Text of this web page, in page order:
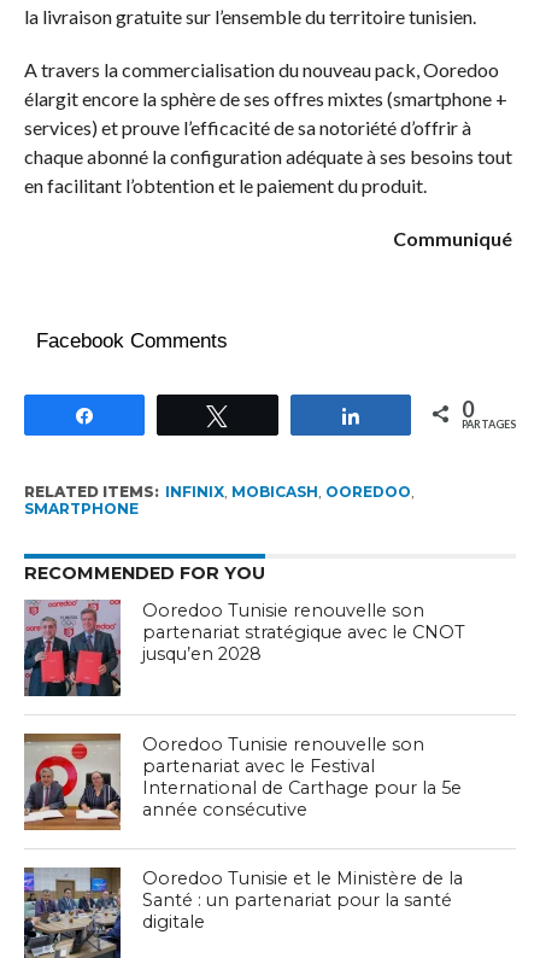
la livraison gratuite sur l’ensemble du territoire tunisien.
A travers la commercialisation du nouveau pack, Ooredoo
élargit encore la sphère de ses offres mixtes (smartphone +
services) et prouve l’efficacité de sa notoriété d’offrir à
chaque abonné la configuration adéquate à ses besoins tout
en facilitant l’obtention et le paiement du produit.
Communiqué
Facebook Comments
Partagez 0
PARTAGES
RELATED ITEMS: INFINIX, MOBICASH OOREDOO
SMARTPHONE
RECOMMENDED FOR YOU
Ooredoo Tunisie renouvelle son
partenariat stratégique avec le CNOT
jusqu’en 2028
Ooredoo Tunisie renouvelle son
partenariat avec le Festival
International de Carthage pour la 5e
année consécutive
Ooredoo Tunisie et le Ministère de la
Santé : un partenariat pour la santé
digitale